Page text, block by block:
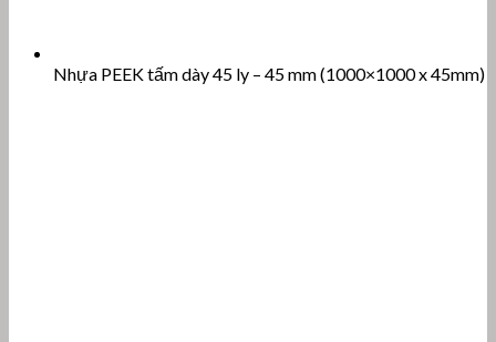
Nhựa PEEK tấm dày 45 ly – 45 mm (1000×1000 x 45mm)